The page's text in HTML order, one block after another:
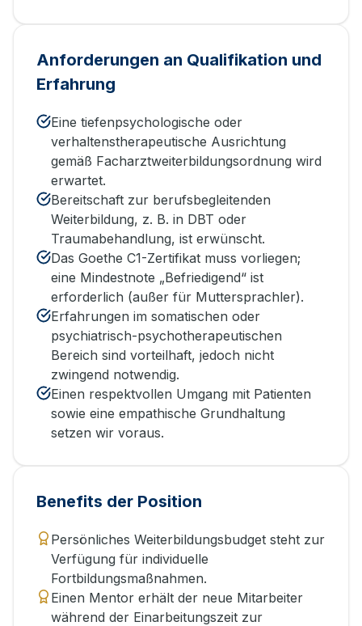
Anforderungen an Qualifikation und
Erfahrung
Eine tiefenpsychologische oder
verhaltenstherapeutische Ausrichtung
gemäß Facharztweiterbildungsordnung wird
erwartet.
Bereitschaft zur berufsbegleitenden
Weiterbildung, z. B. in DBT oder
Traumabehandlung, ist erwünscht.
Das Goethe C1-Zertifikat muss vorliegen;
eine Mindestnote „Befriedigend“ ist
erforderlich (außer für Muttersprachler).
Erfahrungen im somatischen oder
psychiatrisch-psychotherapeutischen
Bereich sind vorteilhaft, jedoch nicht
zwingend notwendig.
Einen respektvollen Umgang mit Patienten
sowie eine empathische Grundhaltung
setzen wir voraus.
Benefits der Position
Persönliches Weiterbildungsbudget steht zur
Verfügung für individuelle
Fortbildungsmaßnahmen.
Einen Mentor erhält der neue Mitarbeiter
während der Einarbeitungszeit zur